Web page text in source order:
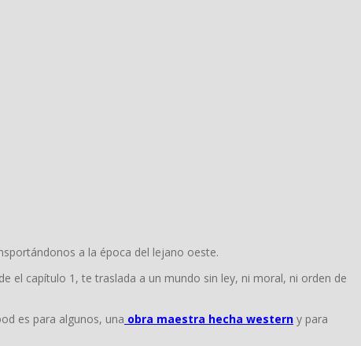
a la época del lejano oeste.
el capítulo 1, te traslada a un mundo sin ley, ni moral, ni orden de
es para algunos, una obra maestra hecha western y para